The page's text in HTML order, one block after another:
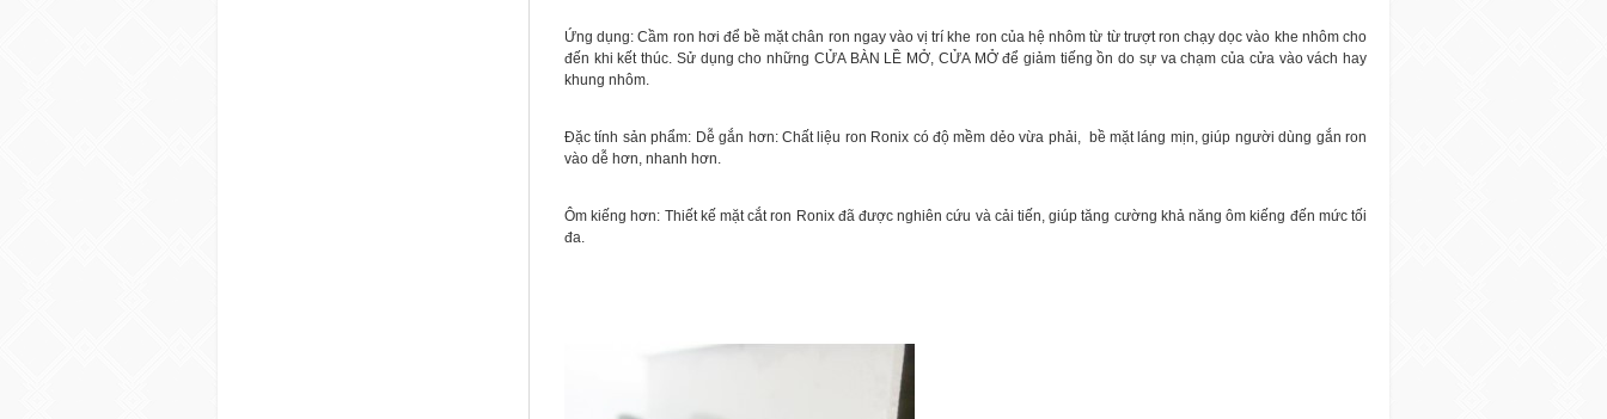
Ứng dụng: Cầm ron hơi để bề mặt chân ron ngay vào vị trí khe ron của hệ nhôm từ từ trượt ron chạy dọc vào khe nhôm cho
đến khi kết thúc. Sử dụng cho những CỬA BÀN LỀ MỞ, CỬA MỞ để giảm tiếng ồn do sự va chạm của cửa vào vách hay
khung nhôm.
Đặc tính sản phẩm: Dễ gắn hơn: Chất liệu ron Ronix có độ mềm dẻo vừa phải, bề mặt láng mịn, giúp người dùng gắn ron
vào dễ hơn, nhanh hơn.
Ôm kiếng hơn: Thiết kế mặt cắt ron Ronix đã được nghiên cứu và cải tiến, giúp tăng cường khả năng ôm kiếng đến mức tối
đa.